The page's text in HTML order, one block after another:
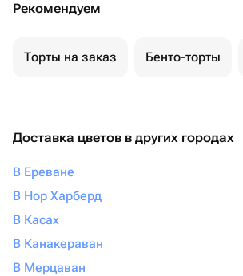
Рекомендуем
Торты на заказ Бенто-торты
Доставка цветов в других городах
В Ереване
В Нор Харберд
В Касах
В Канакераван
В Мерцаван